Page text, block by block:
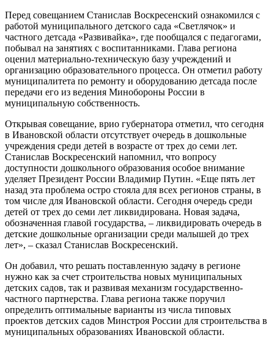
Перед совещанием Станислав Воскресенский ознакомился с
работой муниципального детского сада «Светлячок» и
частного детсада «Развивайка», где пообщался с педагогами,
побывал на занятиях с воспитанниками. Глава региона
оценил материально-техническую базу учреждений и
организацию образовательного процесса. Он отметил работу
муниципалитета по ремонту и оборудованию детсада после
передачи его из ведения Минобороны России в
муниципальную собственность.
Открывая совещание, врио губернатора отметил, что сегодня
в Ивановской области отсутствует очередь в дошкольные
учреждения среди детей в возрасте от трех до семи лет.
Станислав Воскресенский напомнил, что вопросу
доступности дошкольного образования особое внимание
уделяет Президент России Владимир Путин. «Еще пять лет
назад эта проблема остро стояла для всех регионов страны, в
том числе для Ивановской области. Сегодня очередь среди
детей от трех до семи лет ликвидирована. Новая задача,
обозначенная главой государства, – ликвидировать очередь в
детские дошкольные организации среди малышей до трех
лет», – сказал Станислав Воскресенский.
Он добавил, что решать поставленную задачу в регионе
нужно как за счет строительства новых муниципальных
детских садов, так и развивая механизм государственно-
частного партнерства. Глава региона также поручил
определить оптимальные варианты из числа типовых
проектов детских садов Минстроя России для строительства в
муниципальных образованиях Ивановской области.